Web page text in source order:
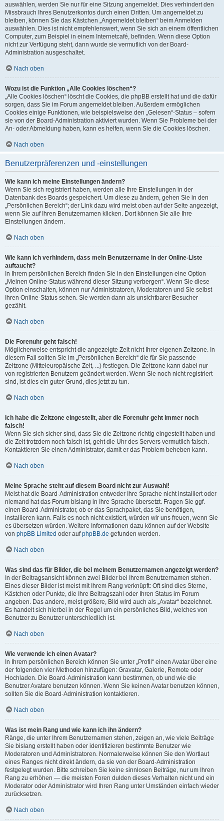
auswählen, werden Sie nur für eine Sitzung angemeldet. Dies verhindert den
Missbrauch Ihres Benutzerkontos durch einen Dritten. Um angemeldet zu
bleiben, können Sie das Kästchen „Angemeldet bleiben“ beim Anmelden
auswählen. Dies ist nicht empfehlenswert, wenn Sie sich an einem öffentlichen
Computer, zum Beispiel in einem Internetcafé, befinden. Wenn diese Option
nicht zur Verfügung steht, dann wurde sie vermutlich von der Board-
Administration ausgeschaltet.
Nach oben
Wozu ist die Funktion „Alle Cookies löschen“?
„Alle Cookies löschen“ löscht die Cookies, die phpBB erstellt hat und die dafür
sorgen, dass Sie im Forum angemeldet bleiben. Außerdem ermöglichen
Cookies einige Funktionen, wie beispielsweise den „Gelesen“-Status – sofern
sie von der Board-Administration aktiviert wurden. Wenn Sie Probleme bei der
An- oder Abmeldung haben, kann es helfen, wenn Sie die Cookies löschen.
Nach oben
Benutzerpräferenzen und -einstellungen
Wie kann ich meine Einstellungen ändern?
Wenn Sie sich registriert haben, werden alle Ihre Einstellungen in der
Datenbank des Boards gespeichert. Um diese zu ändern, gehen Sie in den
„Persönlichen Bereich“; der Link dazu wird meist oben auf der Seite angezeigt,
wenn Sie auf Ihren Benutzernamen klicken. Dort können Sie alle Ihre
Einstellungen ändern.
Nach oben
Wie kann ich verhindern, dass mein Benutzername in der Online-Liste
auftaucht?
In Ihrem persönlichen Bereich finden Sie in den Einstellungen eine Option
„Meinen Online-Status während dieser Sitzung verbergen“. Wenn Sie diese
Option einschalten, können nur Administratoren, Moderatoren und Sie selbst
Ihren Online-Status sehen. Sie werden dann als unsichtbarer Besucher
gezählt.
Nach oben
Die Forenuhr geht falsch!
Möglicherweise entspricht die angezeigte Zeit nicht Ihrer eigenen Zeitzone. In
diesem Fall sollten Sie im „Persönlichen Bereich“ die für Sie passende
Zeitzone (Mitteleuropäische Zeit, ...) festlegen. Die Zeitzone kann dabei nur
von registrierten Benutzern geändert werden. Wenn Sie noch nicht registriert
sind, ist dies ein guter Grund, dies jetzt zu tun.
Nach oben
Ich habe die Zeitzone eingestellt, aber die Forenuhr geht immer noch
falsch!
Wenn Sie sich sicher sind, dass Sie die Zeitzone richtig eingestellt haben und
die Zeit trotzdem noch falsch ist, geht die Uhr des Servers vermutlich falsch.
Kontaktieren Sie einen Administrator, damit er das Problem beheben kann.
Nach oben
Meine Sprache steht auf diesem Board nicht zur Auswahl!
Meist hat die Board-Administration entweder Ihre Sprache nicht installiert oder
niemand hat das Forum bislang in Ihre Sprache übersetzt. Fragen Sie ggf.
einen Board-Administrator, ob er das Sprachpaket, das Sie benötigen,
installieren kann. Falls es noch nicht existiert, würden wir uns freuen, wenn Sie
es übersetzen würden. Weitere Informationen dazu können auf der Website
von phpBB Limited oder aufphpBB.de gefunden werden.
Nach oben
Was sind das für Bilder, die bei meinem Benutzernamen angezeigt werden?
In der Beitragsansicht können zwei Bilder bei Ihrem Benutzernamen stehen.
Eines dieser Bilder ist meist mit Ihrem Rang verknüpft: Oft sind dies Sterne,
Kästchen oder Punkte, die Ihre Beitragszahl oder Ihren Status im Forum
angeben. Das andere, meist größere, Bild wird auch als „Avatar“ bezeichnet.
Es handelt sich hierbei in der Regel um ein persönliches Bild, welches von
Benutzer zu Benutzer unterschiedlich ist.
Nach oben
Wie verwende ich einen Avatar?
In Ihrem persönlichen Bereich können Sie unter „Profil“ einen Avatar über eine
der folgenden vier Methoden hinzufügen: Gravatar, Galerie, Remote oder
Hochladen. Die Board-Administration kann bestimmen, ob und wie die
Benutzer Avatare benutzen können. Wenn Sie keinen Avatar benutzen können,
sollten Sie die Board-Administration kontaktieren.
Nach oben
Was ist mein Rang und wie kann ich ihn ändern?
Ränge, die unter Ihrem Benutzernamen stehen, zeigen an, wie viele Beiträge
Sie bislang erstellt haben oder identifizieren bestimmte Benutzer wie
Moderatoren und Administratoren. Normalerweise können Sie den Wortlaut
eines Ranges nicht direkt ändern, da sie von der Board-Administration
festgelegt wurden. Bitte schreiben Sie keine sinnlosen Beiträge, nur um Ihren
Rang zu erhöhen — die meisten Foren dulden dieses Verhalten nicht und ein
Moderator oder Administrator wird Ihren Rang unter Umständen einfach wieder
zurücksetzen.
Nach oben